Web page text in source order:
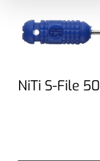
NiTi S-File